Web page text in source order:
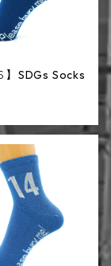
】SDGs Socks